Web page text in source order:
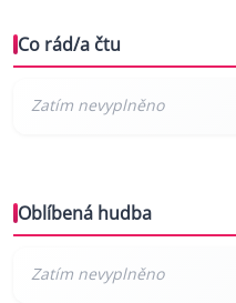
Co rád/a čtu
Oblíbená hudba